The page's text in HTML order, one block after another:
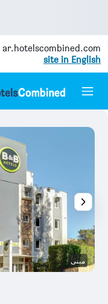
ar.hotelscombined.com
site in English
مبنى